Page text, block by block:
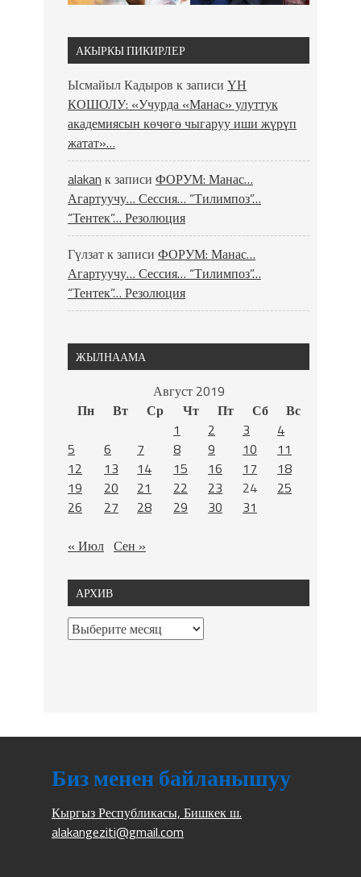
АКЫРКЫ ПИКИРЛЕР
Ысмайыл Кадыров к записи ҮН
КОШОЛУ: «Учурда «Манас» улуттук
академиясын көчөгө чыгаруу иши жүрүп
жатат»…
alakan к записи ФОРУМ: Манас…
Агартуучу… Сессия… “Тилимпоз”…
“Тентек”… Резолюция
Гүлзатк записи ФОРУМ: Манас…
Агартуучу… Сессия… “Тилимпоз”…
“Тентек”… Резолюция
ЖЫЛНААМА
Август 2019
Пн
Вт Ср Чт Пт Сб
Вс
1
2 3
4
5
6 7 8 9 10
11
12
13 14 15 16 17
18
19
20 21 22 23 24
25
26
27 28 29 30
31
« Июл Сен »
АРХИВ
Биз менен байланышуу
Кыргыз Республикасы, Бишкек ш.
alakangeziti@gmail.com